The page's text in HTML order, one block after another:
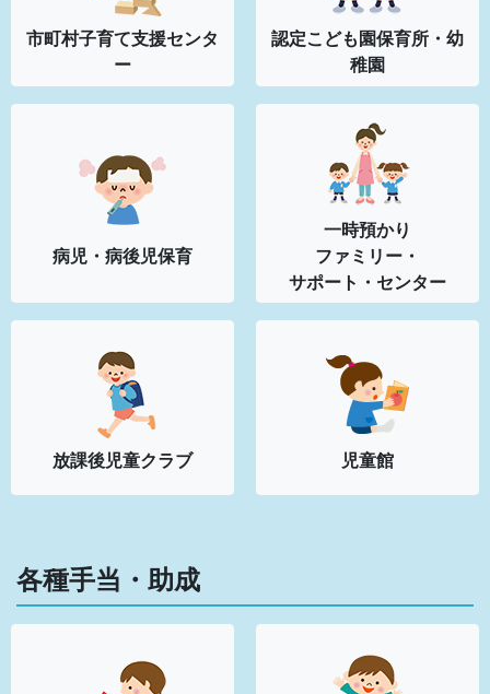
市町村子育て支援センタ
ー
認定こども園保育所・幼
稚園
病児・病後児保育
一時預かり
ファミリー・
サポート・センター
放課後児童クラブ 児童館
各種手当・助成